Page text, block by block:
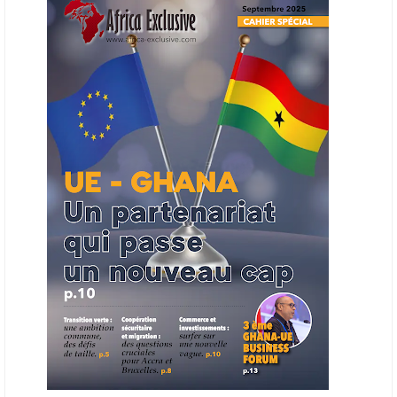
entreprises du continent dans les marchés du secteur énergétique.
Cet outil permettra de recenser les entreprises africaines opérant dans
la chaîne de valeur énergétique et de publier des appels d’offres
ouverts en priorité aux sociétés du continent. Le projet est en phase
finale de développement et devrait aboutir, d’ici fin 2026 ou début
2027, à un bulletin africain des appels d’offres dans le secteur de
l’énergie.
06/06/26 AFRICA FINANCE CORPORATION
Cette semaine, Africa Finance Corporation (AFC) a annoncé avoir
bouclé un prêt syndiqué de 2 milliards de dollars, la plus importante
levée de son histoire. Initialement calibrée à 1,6 milliard, l'opération a
été relevée de 400 millions face à l'afflux des souscriptions de
banques internationales. Plus du tiers des fonds proviennent
d'institutions financières asiatiques, à parts égales avec l'Europe.
L'Asie-Pacifique et l'Europe pèsent chacune 35 % du tour de table,
devant le Moyen-Orient (25 %) et l'Afrique (5 %), selon le communiqué
de l'institution panafricaine, qui compte 48 pays membres.
ECHANGES AFRIQUE - UE